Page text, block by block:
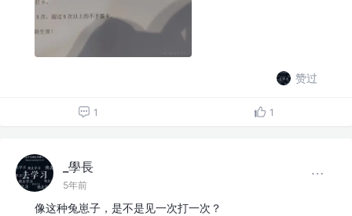
赞过
1 1
_學長
5年前
像这种兔崽子，是不是见一次打一次？